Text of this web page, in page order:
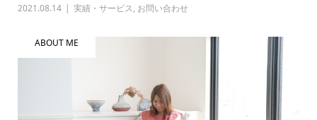
2021.08.14 実績・サービス, お問い合わせ
ABOUT ME